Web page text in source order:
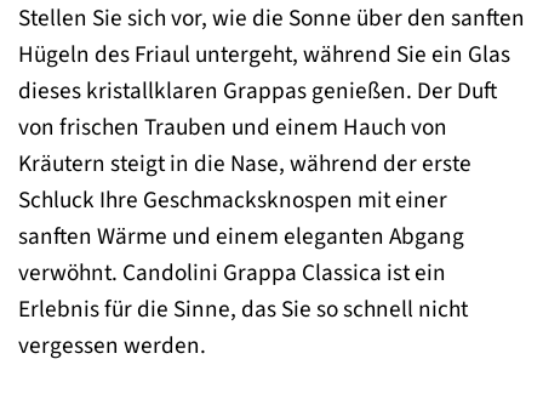
Stellen Sie sich vor, wie die Sonne über den sanften
Hügeln des Friaul untergeht, während Sie ein Glas
dieses kristallklaren Grappas genießen. Der Duft
von frischen Trauben und einem Hauch von
Kräutern steigt in die Nase, während der erste
Schluck Ihre Geschmacksknospen mit einer
sanften Wärme und einem eleganten Abgang
verwöhnt. Candolini Grappa Classica ist ein
Erlebnis für die Sinne, das Sie so schnell nicht
vergessen werden.